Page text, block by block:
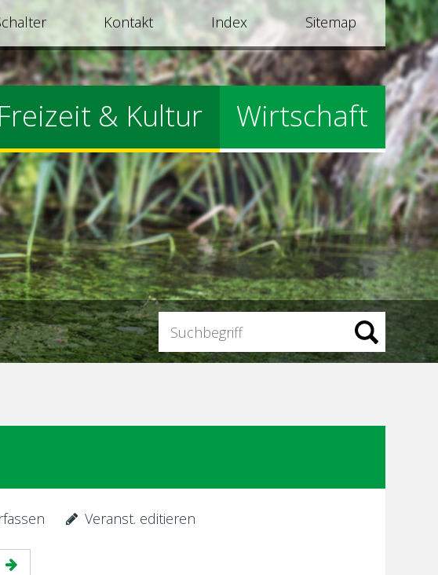
Kontakt Index Sitemap
Freizeit & Kultur Wirtschaft
Suchbegriff
Veranst. editieren